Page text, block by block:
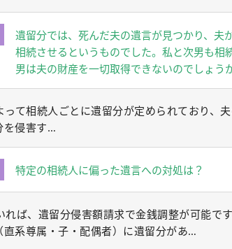
遺留分では、死んだ夫の遺言が見つかり、夫
相続させるというものでした。私と次男も相
男は夫の財産を一切取得できないのでしょう
って相続人ごとに遺留分が定められており、
を侵害す…
特定の相続人に偏った遺言への対処は？
ば、遺留分侵害額請求で金銭調整が可能です
直系尊属・子・配偶者）に遺留分があ…